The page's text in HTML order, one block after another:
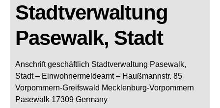
Stadtverwaltung
Pasewalk, Stadt
Anschrift geschäftlich Stadtverwaltung Pasewalk,
Stadt – Einwohnermeldeamt – Haußmannstr. 85
Vorpommern-Greifswald Mecklenburg-Vorpommern
Pasewalk 17309 Germany